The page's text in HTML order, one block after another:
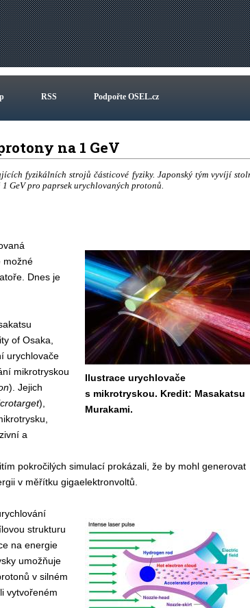
RSS Podpořte OSEL.cz
na 1 GeV
fyzikálních strojů částicové fyziky. Japonský tým vyvíjí
GeV pro paprsek urychlovaných protonů.
Ilustrace urychlovače
s mikrotryskou. Kredit: Masakatsu
Murakami.
možné
Dnes je
of Osaka,
urychlovače
mikrotryskou
). Jejich
),
a
pokročilých simulací prokázali, že by mohl generovat
v měřítku gigaelektronvoltů.
strukturu
na energie
umožňuje
v silném
vytvořeném